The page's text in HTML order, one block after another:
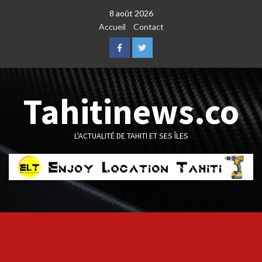
8 août 2026
Accueil
Contact
FacebookTwitter
Tahitinews.co
L'ACTUALITÉ DE TAHITI ET SES ÎLES